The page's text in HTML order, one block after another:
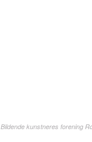
Bildende kunstneres forening